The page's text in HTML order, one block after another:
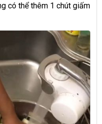
có thể thêm 1 chút giấm